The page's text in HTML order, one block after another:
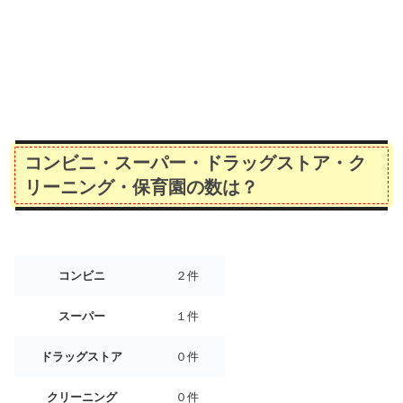
コンビニ・スーパー・ドラッグストア・ク
リーニング・保育園の数は？
コンビニ ２件
スーパー １件
ドラッグストア ０件
クリーニング ０件